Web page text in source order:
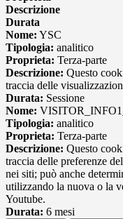
Descrizione
Durata
Nome: YSC
Tipologia: analitico
Proprieta: Terza-parte
Descrizione: Questo
traccia delle
Durata: Sessione
Nome:
Tipologia: analitico
Proprieta: Terza-parte
Descrizione: Questo
traccia delle preferenze
nei siti; può anche
utilizzando la nuova o la
Youtube.
Durata: 6 mesi